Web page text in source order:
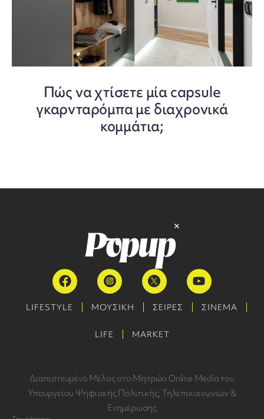
Πώς να χτίσετε μία capsule
γκαρνταρόμπα με διαχρονικά
κομμάτια;
LIFESTYLE ΜΟΥΣΙΚΗ ΣΕΙΡΕΣ ΣΙΝΕΜΑ
LIFE MARKET
Διαπιστευμένο Μέλος στο Μητρώο Online Media του
Υπουργείου Ψηφιακής Πολιτικής, Τηλεπικοινωνιών &
Ενημέρωσης